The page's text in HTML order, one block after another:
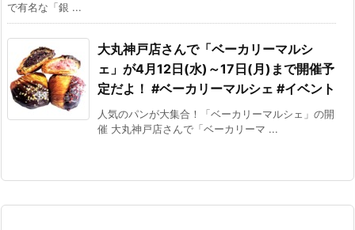
で有名な「銀 ...
大丸神戸店さんで「ベーカリーマルシ
ェ」が4月12日(水)～17日(月)まで開催予
定だよ！ #ベーカリーマルシェ #イベント
人気のパンが大集合！「ベーカリーマルシェ」の開
催 大丸神戸店さんで「ベーカリーマ ...